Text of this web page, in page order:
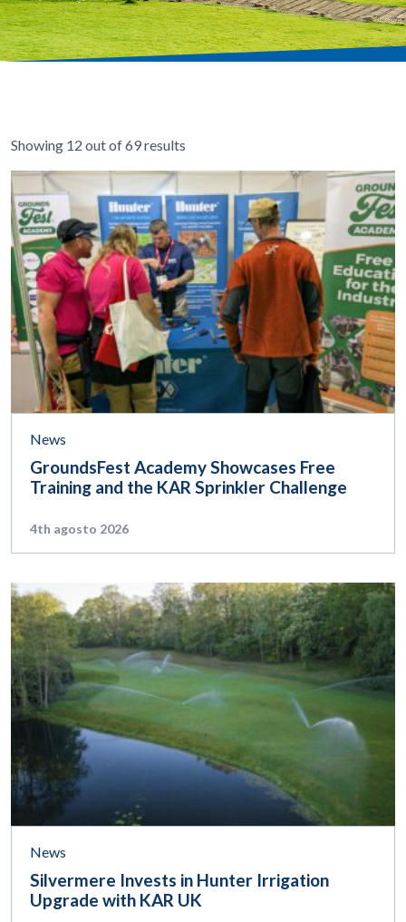
Showing 12 out of 69 results
News
GroundsFest Academy Showcases Free
Training and the KAR Sprinkler Challenge
4th agosto 2026
News
Silvermere Invests in Hunter Irrigation
Upgrade with KAR UK